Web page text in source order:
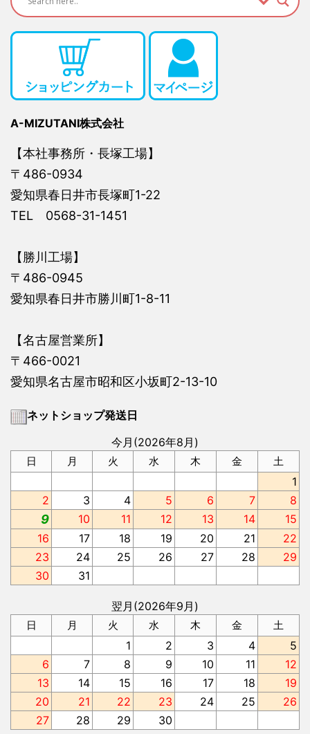
A-MIZUTANI株式会社
【本社事務所・長塚工場】
〒486-0934
愛知県春日井市長塚町1-22
TEL 0568-31-1451
【勝川工場】
〒486-0945
愛知県春日井市勝川町1-8-11
【名古屋営業所】
〒466-0021
愛知県名古屋市昭和区小坂町2-13-10
ネットショップ発送日
今月(2026年8月)
日 月 火 水 木 金 土
1
2
3 4 5 6 7 8
9 10 11 12 13 14
15
16
17 18 19 20 21
22
23
24 25 26 27 28
29
30
31
翌月(2026年9月)
日 月 火 水 木 金 土
1 2 3 4
5
6
7 8 9 10 11
12
13
14 15 16 17 18
19
20
21 22 23 24 25
26
27
28 29 30